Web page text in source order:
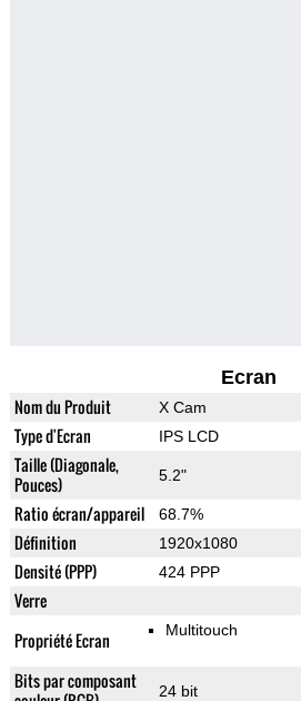
Ecran
Nom du Produit X Cam
Type d'Ecran IPS LCD
Taille (Diagonale,
Pouces)
5.2"
Ratio écran/appareil 68.7%
Définition 1920x1080
Densité (PPP) 424 PPP
Verre
Propriété Ecran Multitouch
Bits par composant
24 bit